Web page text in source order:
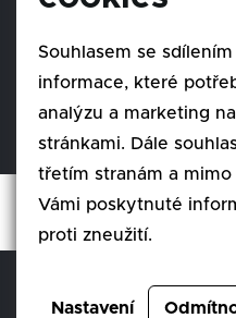
Souhlasem se
informace, které
analýzu a marketing
stránkami. Dále souhlasíte s předáním údajů
třetím stranám a mimo
Vámi poskytnuté
proti zneužití.
Nastavení